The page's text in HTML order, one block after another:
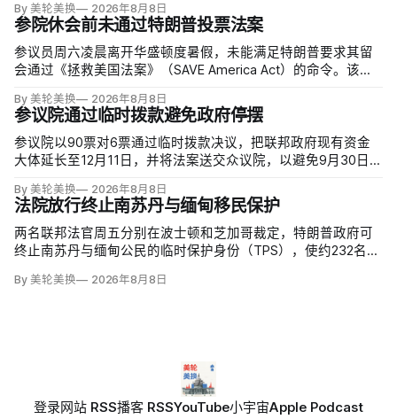
斯倒戈；长期因健康缺席的米奇·麦康奈尔未投票。比尔·卡西迪
最终支持，使提名得以过关。
By 美轮美换 2026年8月8日
参院休会前未通过特朗普投票法案
参议员周六凌晨离开华盛顿度暑假，未能满足特朗普要求其留
会通过《拯救美国法案》（SAVE America Act）的命令。该法
足够支持，更不可能达到参议院推进多数法案所需的60票。
By 美轮美换 2026年8月8日
参议院通过临时拨款避免政府停摆
参议院以90票对6票通过临时拨款决议，把联邦政府现有资金
大体延长至12月11日，并将法案送交众议院，以避免9月30日财
依靠共和党支持的版本多维持一周；参议院多数法案需60票推
进，共和党领导层因此与民主党拨款负责人谈判。
By 美轮美换 2026年8月8日
法院放行终止南苏丹与缅甸移民保护
两名联邦法官周五分别在波士顿和芝加哥裁定，特朗普政府可
终止南苏丹与缅甸公民的临时保护身份（TPS），使约232名南
障。两国分别因长期武装冲突及2021年军事政变后动荡而获指
By 美轮美换 2026年8月8日
登录网站 RSS播客 RSSYouTube小宇宙Apple Podcast